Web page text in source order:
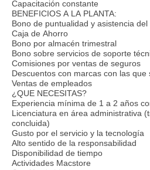
Capacitación constante
BENEFICIOS A LA PLANTA:
Bono de puntualidad y asistencia
Caja de Ahorro
Bono por almacén trimestral
Bono sobre servicios de soporte
Comisiones por ventas de seguros
Descuentos con marcas con las que
Ventas de empleados
¿QUE NECESITAS?
Experiencia mínima de 1 a 2 años
Licenciatura en área administrativa
concluida)
Gusto por el servicio y la tecnología
Alto sentido de la responsabilidad
Disponibilidad de tiempo
Actividades Macstore